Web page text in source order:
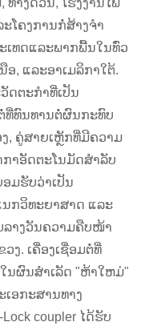
ທາງດ່ວນ, ໂຮງງານໄຟ
ໂຄງການກໍ່ສ້າງຈໍາ
ເທດແລະພາກພື້ນໃນທົ່ວ
ອ, ແລະອາເມລິກາໃຕ້.
ດຕະກຳທີ່ເປັນ
ທີ່ທົນທານຕໍ່ຜົນກະທົບ
, ຄູ່ສາຍເຫຼັກທີ່ມີຄວາມ
າອັດຕະໂນມັດສຳລັບ
ມຮັບວ່າເປັນ
ກວິທະຍາສາດ ແລະ
ລາງວັນຄວາມຄືບໜ້າ
ງ. ເຄື່ອງເຊື່ອມຕໍ່ທີ່
ນຜົນສໍາເລັດ "ຫ້າໃຫມ່"
ເອກະສານທາງ
coupler ໄດ້ຮັບ